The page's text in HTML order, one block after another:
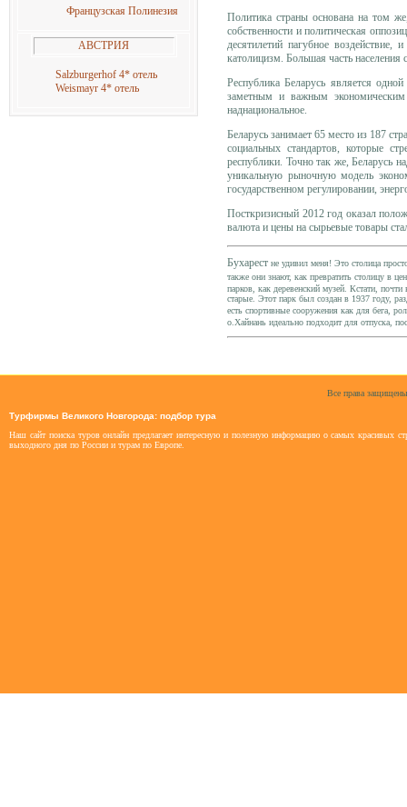
Французская Полинезия
АВСТРИЯ
Salzburgerhof 4* отель
Weismayr 4* отель
Политика страны основана на том
собственности и политическая
десятилетий пагубное
католицизм. Большая часть
Республика Беларусь является
заметным и важным экономическим
наднациональное.
Беларусь занимает 65 место из 187
социальных стандартов, которые
республики. Точно так же, Беларусь
уникальную рыночную модель
государственном регулировании,
Посткризисный 2012 год оказал
валюта и цены на сырьевые товары
Бухарест не удивил меня! Это столица
также они знают, как превратить столицу в
парков, как деревенский музей. Кстати,
старые. Этот парк был создан в 1937 году,
есть спортивные сооружения как для бега,
о.Хайнань идеально подходит для отпуска,
Все права
Турфирмы Великого Новгорода: подбор тура
Наш сайт поиска туров онлайн предлагает интересную и полезную информацию о самых красивых
выходного дня по России и турам по Европе.